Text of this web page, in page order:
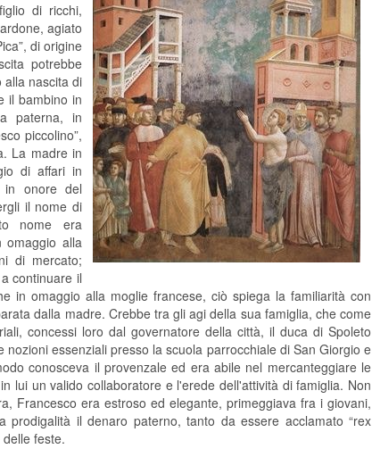
di ricchi,
agiato
di origine
potrebbe
alla nascita di
il bambino in
paterna, in
piccolino”,
La madre in
di affari in
in onore del
il nome di
nome era
omaggio alla
di mercato;
continuare il
in omaggio alla moglie francese, ciò spiega la familiarità con
dalla madre. Crebbe tra gli agi della sua famiglia, che come
concessi loro dal governatore della città, il duca di Spoleto
essenziali presso la scuola parrocchiale di San Giorgio e
conosceva il provenzale ed era abile nel mercanteggiare le
lui un valido collaboratore e l'erede dell'attività di famiglia. Non
Francesco era estroso ed elegante, primeggiava fra i giovani,
il denaro paterno, tanto da essere acclamato “rex
feste.